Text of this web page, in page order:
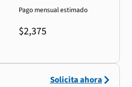
Pago mensual estimado
$2,375
Solicita ahora